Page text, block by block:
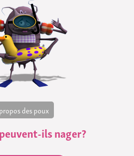
des poux
ils nager?